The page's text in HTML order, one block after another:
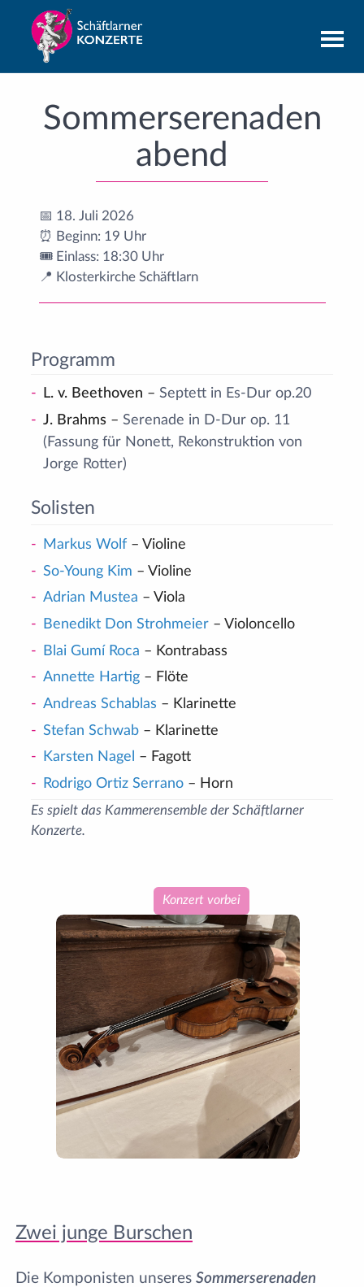
Sommerserenaden
abend
📅 18. Juli 2026
⏰ Beginn: 19 Uhr
🎟️ Einlass: 18:30 Uhr
📍 Klosterkirche Schäftlarn
Programm
L. v. Beethoven –Septett in Es-Dur op.20
J. Brahms –Serenade in D-Dur op. 11
(Fassung für Nonett, Rekonstruktion von
Jorge Rotter)
Solisten
Markus Wolf – Violine
So-Young Kim – Violine
Adrian Mustea – Viola
Benedikt Don Strohmeier – Violoncello
Blai Gumí Roca – Kontrabass
Annette Hartig – Flöte
Andreas Schablas – Klarinette
Stefan Schwab – Klarinette
Karsten Nagel – Fagott
Rodrigo Ortiz Serrano – Horn
Es spielt das Kammerensemble der Schäftlarner
Konzerte.
Konzert vorbei
Zwei junge Burschen
Die Komponisten unseres Sommerserenaden